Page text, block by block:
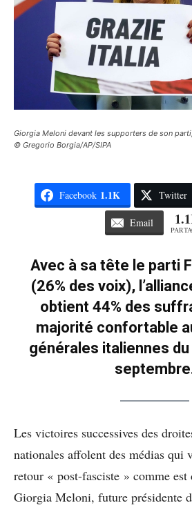
Giorgia Meloni devant les supporters de son
© Gregorio Borgia/AP/SIPA
Facebook 1.1K Twitter
Email
Avec à sa tête le parti
(26% des voix),
obtient 44% des
majorité confortable
générales italiennes
Les victoires successives des
nationales affolent des médias qui
retour « post-fasciste » comme
Giorgia Meloni, future présidente